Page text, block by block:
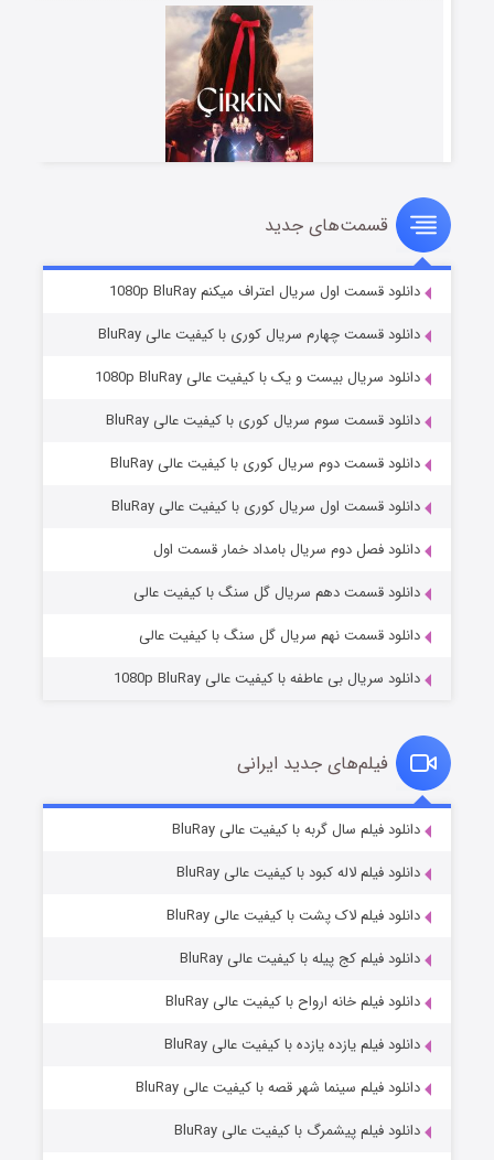
سریال زشت
قسمت۲ (زیرنویس) منتشر شد
مردگان متحرک: شهر مرده ۳
قسمت۲ (زیرنویس) منتشر شد
قسمت۷ (زیرنویس) منتشر شد
قسمت‌های جدید
دانلود قسمت اول سریال اعتراف میکنم 1080p BluRay
دانلود قسمت چهارم سریال کوری با کیفیت عالی BluRay
دانلود سریال بیست و یک با کیفیت عالی 1080p BluRay
دانلود قسمت سوم سریال کوری با کیفیت عالی BluRay
دانلود قسمت دوم سریال کوری با کیفیت عالی BluRay
دانلود قسمت اول سریال کوری با کیفیت عالی BluRay
دانلود فصل دوم سریال بامداد خمار قسمت اول
دانلود قسمت دهم سریال گل سنگ با کیفیت عالی
دانلود قسمت نهم سریال گل سنگ با کیفیت عالی
دانلود سریال بی عاطفه با کیفیت عالی 1080p BluRay
فیلم‌های جدید ایرانی
دانلود فیلم سال گربه با کیفیت عالی BluRay
دانلود فیلم لاله کبود با کیفیت عالی BluRay
دانلود فیلم لاک پشت با کیفیت عالی BluRay
دانلود فیلم کج‌ پیله با کیفیت عالی BluRay
دانلود فیلم خانه ارواح با کیفیت عالی BluRay
دانلود فیلم یازده یازده با کیفیت عالی BluRay
دانلود فیلم سینما شهر قصه با کیفیت عالی BluRay
دانلود فیلم پیشمرگ با کیفیت عالی BluRay